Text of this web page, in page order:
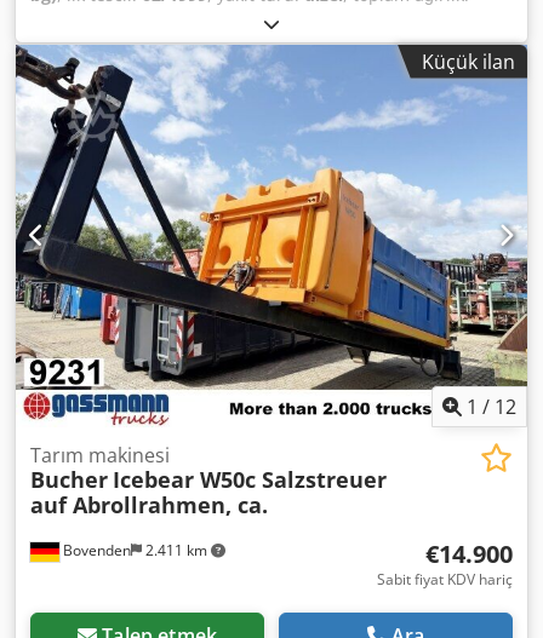
, koltuk sayısı:
2000, ön tarafta bulunan süpürme aparatı ile birlikte .
Sorularınız için: Durumu: Çok iyi * Üretici: Bucher * Model:
CityCat 2000 * İyi görüş açısına sahip, kapalı kabin * Sol
tarafta bulunan yan fırça * Sağ tarafta bulunan yan fırça
Credpfx Alozq Ipxogef * Ön fırça * Vakum haznesi ----Fiyat:
6900,- Euro + %19 KDV Diğer sorularınız için aşağıdaki
telefon numaralarından bize ulaşabilirsiniz:
Konuştuğumuz diller: Almanca, İngilizce, Fransızca ve ?????
Yazım hataları, yanlışlıklar ve önceden satış yapma hakkı
saklıdır.
Küçük ilan
1 / 12
Bovenden 2.411 km
Tarım makinesi
Bucher Icebear W50c Salzstreuer
auf Abrollrahmen, ca.
€14.900
Sabit fiyat KDV hariç